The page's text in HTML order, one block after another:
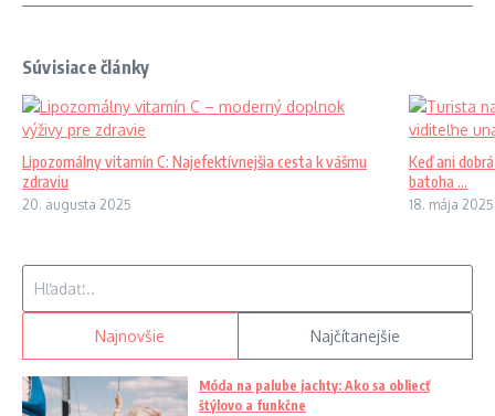
Súvisiace články
Lipozomálny vitamín C: Najefektívnejšia cesta k vášmu
zdraviu
20. augusta 2025
Keď ani
batoha ...
18. mája 2025
Najnovšie Najčítanejšie
Móda na palube jachty: Ako sa obliecť
štýlovo a funkčne